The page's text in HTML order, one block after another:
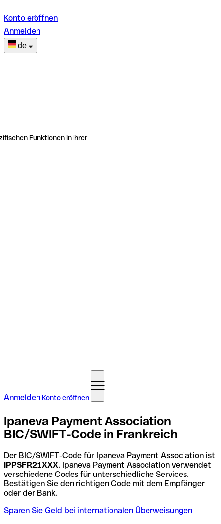
Konto eröffnen
Anmelden
de
Funktionen in Ihrer
Anmelden Konto eröffnen
Ipaneva Payment Association
BIC/SWIFT-Code in Frankreich
Der BIC/SWIFT-Code für Ipaneva Payment Association ist
IPPSFR21XXX. Ipaneva Payment Association verwendet
verschiedene Codes für unterschiedliche Services.
Bestätigen Sie den richtigen Code mit dem Empfänger
oder der Bank.
Sparen Sie Geld bei internationalen Überweisungen